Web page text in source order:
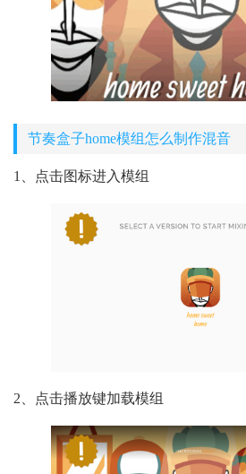
节奏盒子home模组怎么制作混音
1、点击图标进入模组
2、点击播放键加载模组